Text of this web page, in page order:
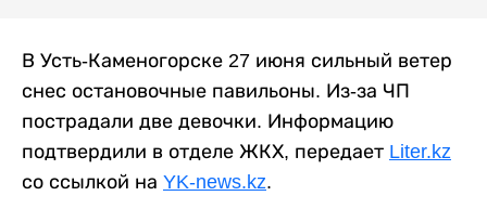
В Усть-Каменогорске 27 июня сильный ветер
снес остановочные павильоны. Из-за ЧП
пострадали две девочки. Информацию
подтвердили в отделе ЖКХ, передает Liter.kz
со ссылкой на YK-news.kz.